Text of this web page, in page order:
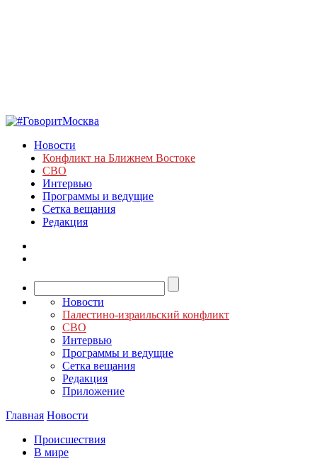
Новости
Конфликт на Ближнем Востоке
СВО
Интервью
Программы и ведущие
Сетка вещания
Редакция
Новости
Палестино-израильский конфликт
СВО
Интервью
Программы и ведущие
Сетка вещания
Редакция
Приложение
Главная Новости
Происшествия
В мире